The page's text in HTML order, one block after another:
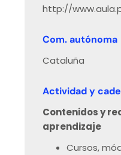
http://
Com. autónoma
Cataluña
Actividad y
Contenidos y
aprendizaje
Cursos,